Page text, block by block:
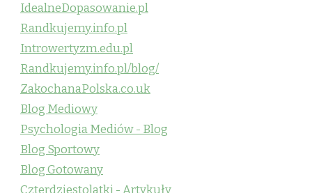
IdealneDopasowanie.pl
Randkujemy.info.pl
Introwertyzm.edu.pl
Randkujemy.info.pl/blog/
ZakochanaPolska.co.uk
Blog Mediowy
Psychologia Mediów - Blog
Blog Sportowy
Blog Gotowany
Czterdziestolatki - Artykuły